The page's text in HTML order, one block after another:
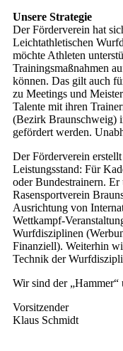
Unsere Strategie
Der Förderverein hat
Leichtathletischen
möchte Athleten
Trainingsmaßnahmen
können. Das gilt auch
zu Meetings und
Talente mit ihren
(Bezirk Braunschweig)
gefördert werden.
Der Förderverein
Leistungsstand: Für
oder Bundestrainern.
Rasensportverein
Ausrichtung von
Wettkampf-
Wurfdisziplinen
Finanziell). Weiterhin
Technik der
Wir sind der
Vorsitzender
Klaus Schmidt